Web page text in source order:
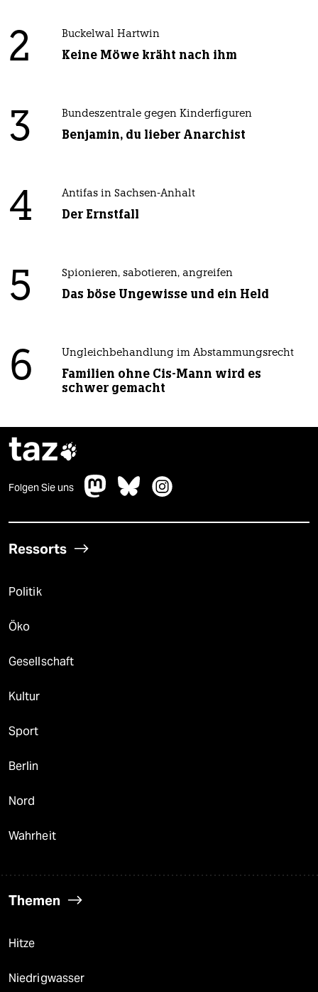
2 Buckelwal Hartwin
Keine Möwe kräht nach ihm
3 Bundeszentrale gegen Kinderfiguren
Benjamin, du lieber Anarchist
4 Antifas in Sachsen-Anhalt
Der Ernstfall
5 Spionieren, sabotieren, angreifen
Das böse Ungewisse und ein Held
6 Ungleichbehandlung im Abstammungsrecht
Familien ohne Cis-Mann wird es
schwer gemacht
taz
Folgen Sie uns
Ressorts
Politik
Öko
Gesellschaft
Kultur
Sport
Berlin
Nord
Wahrheit
Themen
Hitze
Niedrigwasser